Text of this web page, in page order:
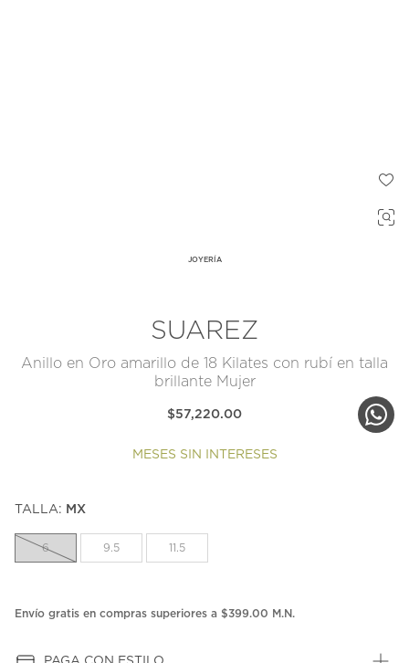
JOYERÍA
SUAREZ
Anillo en Oro amarillo de 18 Kilates con rubí en talla
brillante Mujer
$57,220.00
MESES SIN INTERESES
TALLA: MX
6 9.5 11.5
Envío gratis en compras superiores a $399.00 M.N.